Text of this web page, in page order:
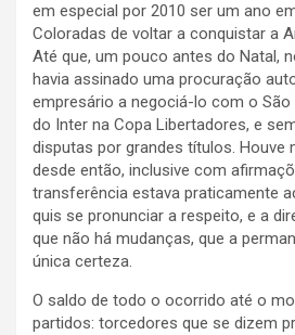
em especial por 2010 ser um ano
Coloradas de voltar a conquistar a
Até que, um pouco antes do Natal,
havia assinado uma procuração
empresário a negociá-lo com o São
do Inter na Copa Libertadores, e
disputas por grandes títulos. Houve
desde então, inclusive com
transferência estava praticamente
quis se pronunciar a respeito, e a
que não há mudanças, que a
única certeza.
O saldo de todo o ocorrido até o
partidos: torcedores que se dizem